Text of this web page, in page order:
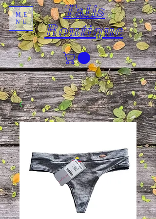
Talis
Boutique
ME
NU